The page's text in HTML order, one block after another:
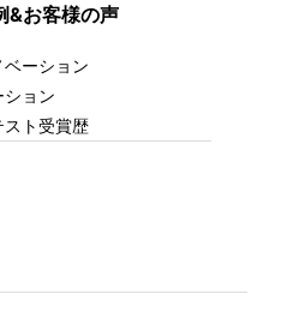
&お客様の声
ベーション
ション
スト受賞歴